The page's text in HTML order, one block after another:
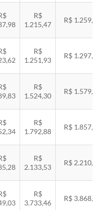
R$
1.215,47
R$
R$
1.251,93
R$
R$
1.524,30
R$
R$
1.792,88
R$
R$
2.133,53
R$
R$
3.733,46
R$